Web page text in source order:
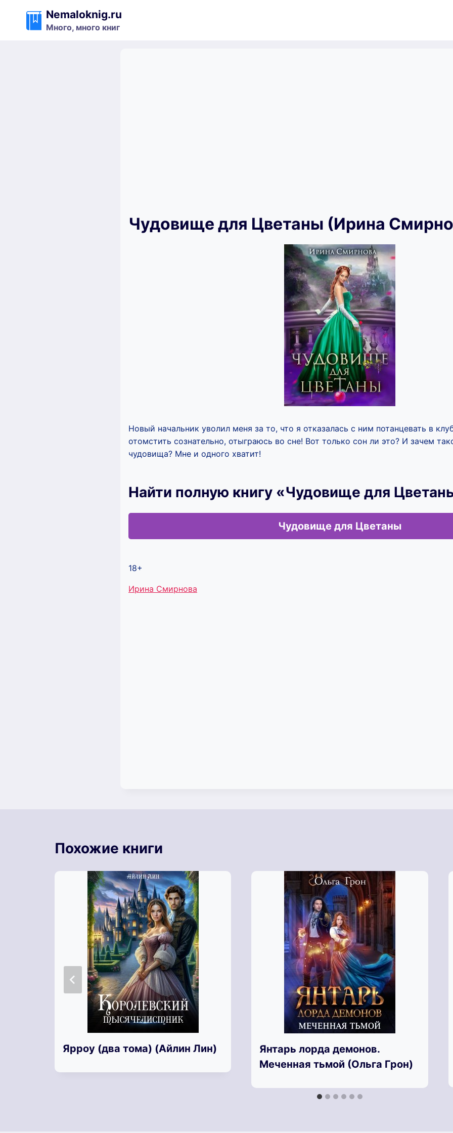
содержимому
Nemaloknig.ru
Много, много книг
Чудовище для Цветаны (Ирина
Новый начальник уволил меня за то, что я отказалась с ним потанцевать в
отомстить сознательно, отыграюсь во сне! Вот только сон ли это? И зачем
чудовища? Мне и одного хватит!
Найти полную книгу «Чудовище для
Чудовище для Цветаны
18+
Метки
Ирина Смирнова
Похожие книги
Ярроу (два тома) (Айлин Лин)
Янтарь лорда демонов.
Меченная тьмой (Ольга Грон)